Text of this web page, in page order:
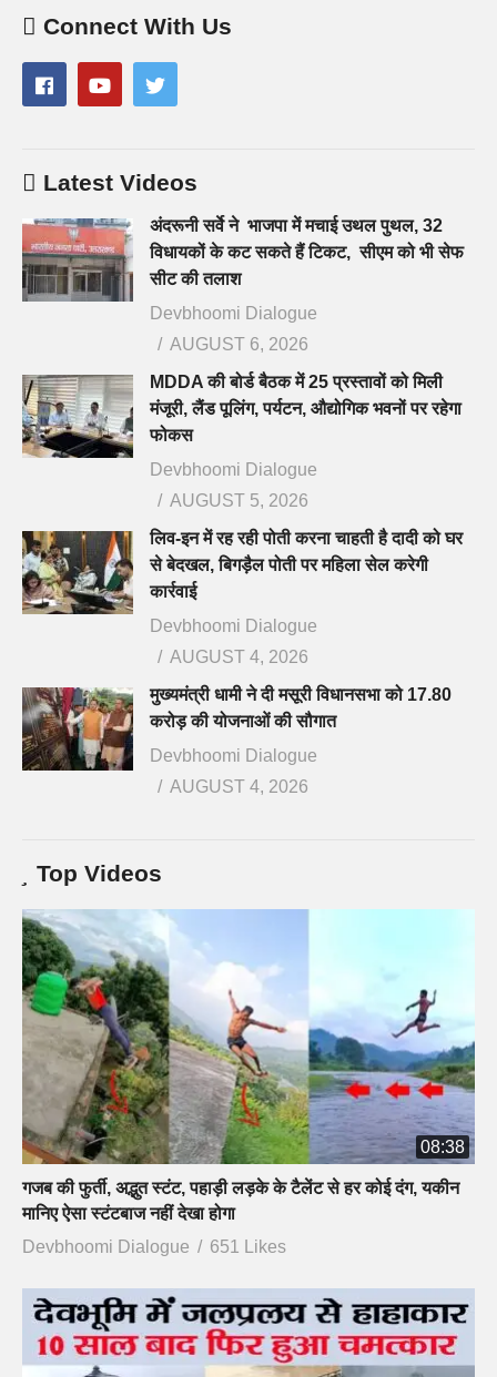
Connect With Us
Latest Videos
अंदरूनी सर्वे ने भाजपा में मचाई उथल पुथल, 32
विधायकों के कट सकते हैं टिकट, सीएम को भी सेफ
सीट की तलाश
Devbhoomi Dialogue
AUGUST 6, 2026
MDDA की बोर्ड बैठक में 25 प्रस्तावों को मिली
मंजूरी, लैंड पूलिंग, पर्यटन, औद्योगिक भवनों पर रहेगा
फोकस
Devbhoomi Dialogue
AUGUST 5, 2026
लिव-इन में रह रही पोती करना चाहती है दादी को घर
से बेदखल, बिगड़ैल पोती पर महिला सेल करेगी
कार्रवाई
Devbhoomi Dialogue
AUGUST 4, 2026
मुख्यमंत्री धामी ने दी मसूरी विधानसभा को 17.80
करोड़ की योजनाओं की सौगात
Devbhoomi Dialogue
AUGUST 4, 2026
Top Videos
08:38
गजब की फुर्ती, अद्भुत स्टंट, पहाड़ी लड़के के टैलेंट से हर कोई दंग, यकीन
मानिए ऐसा स्टंटबाज नहीं देखा होगा
Devbhoomi Dialogue
651 Likes